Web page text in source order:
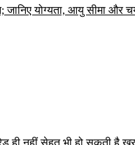
योग्यता, आयु सीमा और